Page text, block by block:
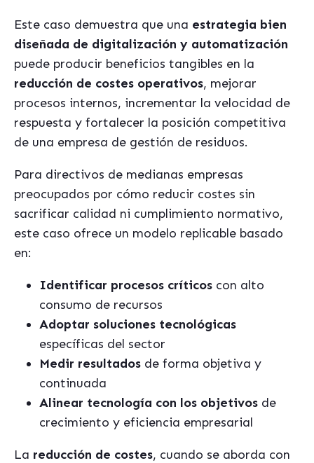
Este caso demuestra que una estrategia bien
diseñada de digitalización y automatización
puede producir beneficios tangibles en la
reducción de costes operativos, mejorar
procesos internos, incrementar la velocidad de
respuesta y fortalecer la posición competitiva
de una empresa de gestión de residuos.
Para directivos de medianas empresas
preocupados por cómo reducir costes sin
sacrificar calidad ni cumplimiento normativo,
este caso ofrece un modelo replicable basado
en:
Identificar procesos críticos con alto
consumo de recursos
Adoptar soluciones tecnológicas
específicas del sector
Medir resultados de forma objetiva y
continuada
Alinear tecnología con los objetivos de
crecimiento y eficiencia empresarial
La reducción de costes, cuando se aborda con